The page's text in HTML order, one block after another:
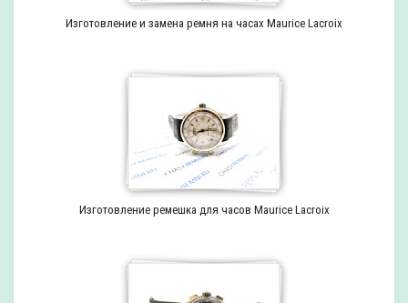
Изготовление и замена ремня на часах Maurice Lacroix
Изготовление ремешка для часов Maurice Lacroix